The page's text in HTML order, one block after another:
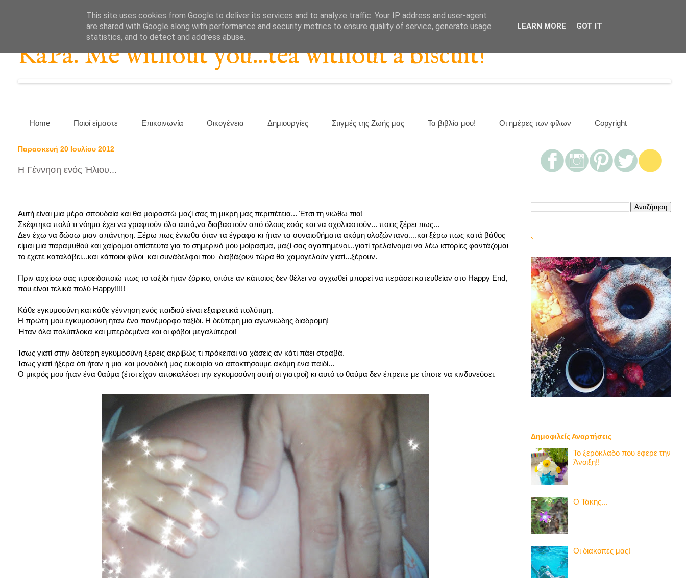
KaPa. Me without you...tea without a biscuit!
Home Ποιοί είμαστε Επικοινωνία Οικογένεια Δημιουργίες Στιγμές της Ζωής μας Τα βιβλία μου! Οι ημέρες των φίλων Copyright
Παρασκευή 20 Ιουλίου 2012
Η Γέννηση ενός Ήλιου...
Αυτή είναι μια μέρα σπουδαία και θα μοιραστώ μαζί σας τη μικρή μας περιπέτεια... Έτσι τη νιώθω πια!
Σκέφτηκα πολύ τι νόημα έχει να γραφτούν όλα αυτά,να διαβαστούν από όλους εσάς και να σχολιαστούν... ποιος ξέρει πως...
Δεν έχω να δώσω μιαν απάντηση. Ξέρω πως ένιωθα όταν τα έγραφα κι ήταν τα συναισθήματα ακόμη ολοζώντανα....και ξέρω πως κατά βάθος
είμαι μια παραμυθού και χαίρομαι απίστευτα για το σημερινό μου μοίρασμα, μαζί σας αγαπημένοι...γιατί τρελαίνομαι να λέω ιστορίες φαντάζομαι
το έχετε καταλάβει...και κάποιοι φίλοι και συνάδελφοι που διαβάζουν τώρα θα χαμογελούν γιατί...ξέρουν.
Πριν αρχίσω σας προειδοποιώ πως το ταξίδι ήταν ζόρικο, οπότε αν κάποιος δεν θέλει να αγχωθεί μπορεί να περάσει κατευθείαν στο Happy End,
που είναι τελικά πολύ Happy!!!!!
Κάθε εγκυμοσύνη και κάθε γέννηση ενός παιδιού είναι εξαιρετικά πολύτιμη.
Η πρώτη μου εγκυμοσύνη ήταν ένα πανέμορφο ταξίδι. Η δεύτερη μια αγωνιώδης διαδρομή!
Ήταν όλα πολύπλοκα και μπερδεμένα και οι φόβοι μεγαλύτεροι!
Ίσως γιατί στην δεύτερη εγκυμοσύνη ξέρεις ακριβώς τι πρόκειται να χάσεις αν κάτι πάει στραβά.
Ίσως γιατί ήξερα ότι ήταν η μια και μοναδική μας ευκαιρία να αποκτήσουμε ακόμη ένα παιδί...
Ο μικρός μου ήταν ένα θαύμα (έτσι είχαν αποκαλέσει την εγκυμοσύνη αυτή οι γιατροί) κι αυτό το θαύμα δεν έπρεπε με τίποτε να κινδυνεύσει.
`
Δημοφιλείς Αναρτήσεις
Το ξερόκλαδο που έφερε την
Άνοιξη!!
Ο Τάκης...
Οι διακοπές μας!
This site uses cookies from Google to deliver its services and to analyze traffic. Your IP address and user-agent
are shared with Google along with performance and security metrics to ensure quality of service, generate usage
statistics, and to detect and address abuse.
LEARN MORE GOT IT